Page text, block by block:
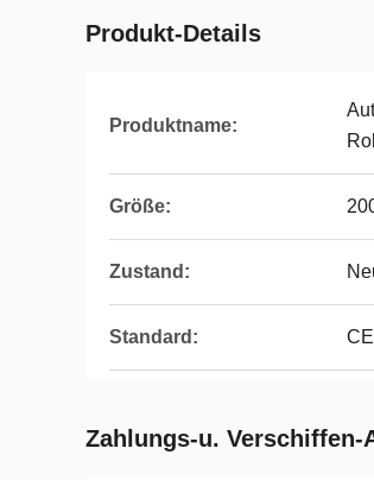
Produkt-Details
Produktname:
Größe:
Zustand:
Standard:
Zahlungs-u. Verschiffen-